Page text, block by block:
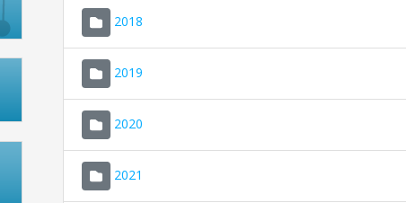
2018
2019
2020
2021